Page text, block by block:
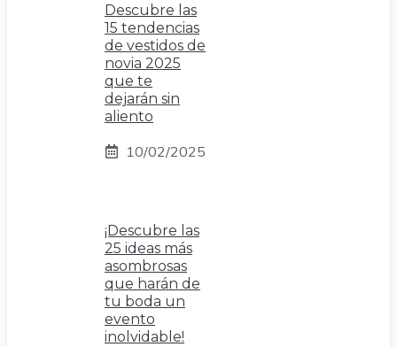
Descubre las
15 tendencias
de vestidos de
novia 2025
que te
dejarán sin
aliento
10/02/2025
¡Descubre las
25 ideas más
asombrosas
que harán de
tu boda un
evento
inolvidable!